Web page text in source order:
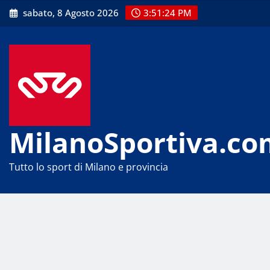
Skip
to
sabato, 8 Agosto 2026 3:51:26 PM
Tutto lo sport di Milano e provincia